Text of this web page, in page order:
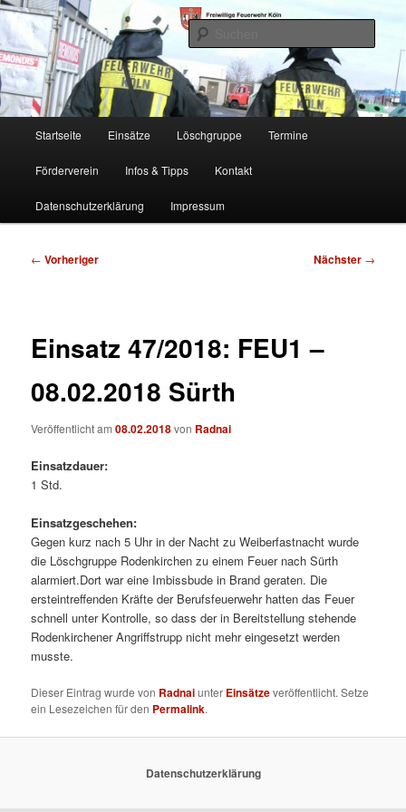
Zum
primären
Inhalt
springenFF Köln, LG RD
Freiwillige Feuerwehr Köln, Löschgruppe Rodenkirchen
Startseite Einsätze Löschgruppe Termine
Förderverein Infos & Tipps Kontakt
Datenschutzerklärung Impressum
Beitragsnavigation
← Vorheriger Nächster →
Einsatz 47/2018: FEU1 –
08.02.2018 Sürth
Veröffentlicht am08.02.2018von Radnai
Einsatzdauer:
1 Std.
Einsatzgeschehen:
Gegen kurz nach 5 Uhr in der Nacht zu Weiberfastnacht wurde
die Löschgruppe Rodenkirchen zu einem Feuer nach Sürth
alarmiert.Dort war eine Imbissbude in Brand geraten. Die
ersteintreffenden Kräfte der Berufsfeuerwehr hatten das Feuer
schnell unter Kontrolle, so dass der in Bereitstellung stehende
Rodenkirchener Angriffstrupp nicht mehr eingesetzt werden
musste.
Dieser Eintrag wurde von Radnaiunter Einsätzeveröffentlicht. Setze
ein Lesezeichen für den Permalink.
Datenschutzerklärung